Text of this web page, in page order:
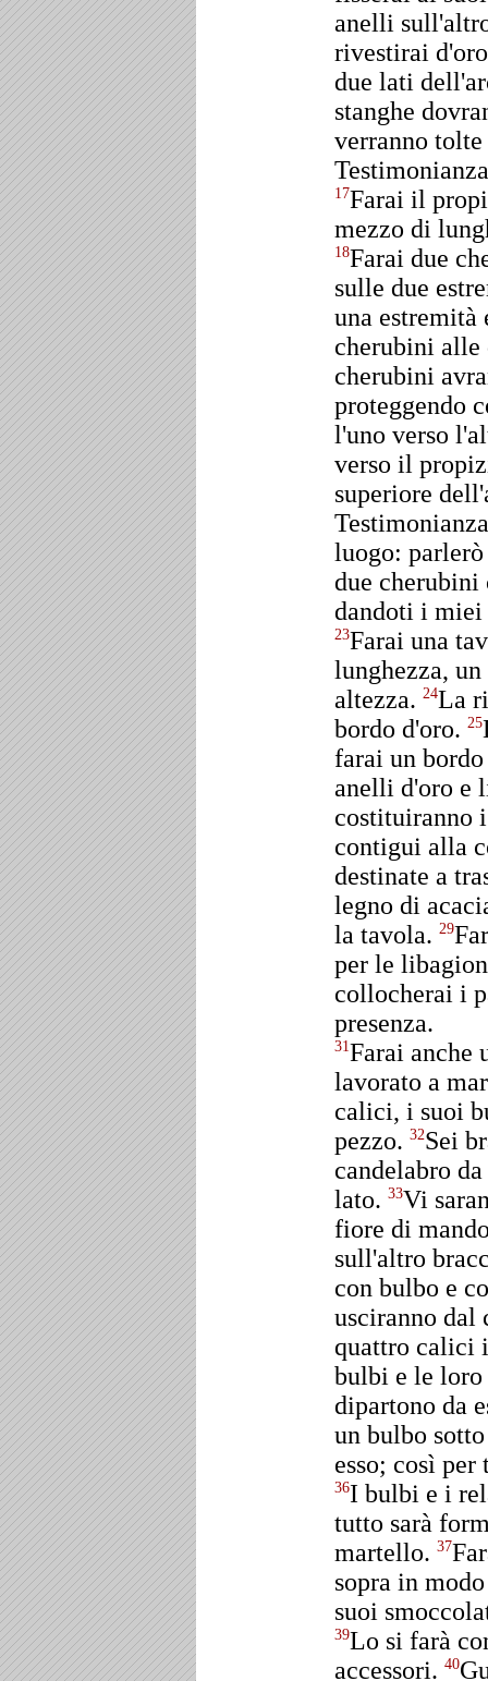
anelli
rivestirai
due lati
stanghe
verranno
17Farai il
mezzo di
18Farai due
sulle due
una estremità
cherubini
cherubini
proteggendo
l'uno verso
verso il
superiore
luogo:
due cherubini
dandoti i
23Farai una
lunghezza,
altezza. 24La
bordo d'oro. 25
farai un
anelli d'oro e
costituiranno
contigui alla
destinate a
legno di
la tavola. 29
per le
collocherai i
presenza.
31Farai anche
lavorato a
calici, i suoi
pezzo. 32Sei
candelabro
lato. 33Vi
fiore di
sull'altro
con bulbo e
usciranno dal
quattro calici
bulbi e le
dipartono da
un bulbo
esso; così
36I bulbi e i
tutto sarà
martello. 37
sopra in
suoi
39Lo si farà
accessori. 40